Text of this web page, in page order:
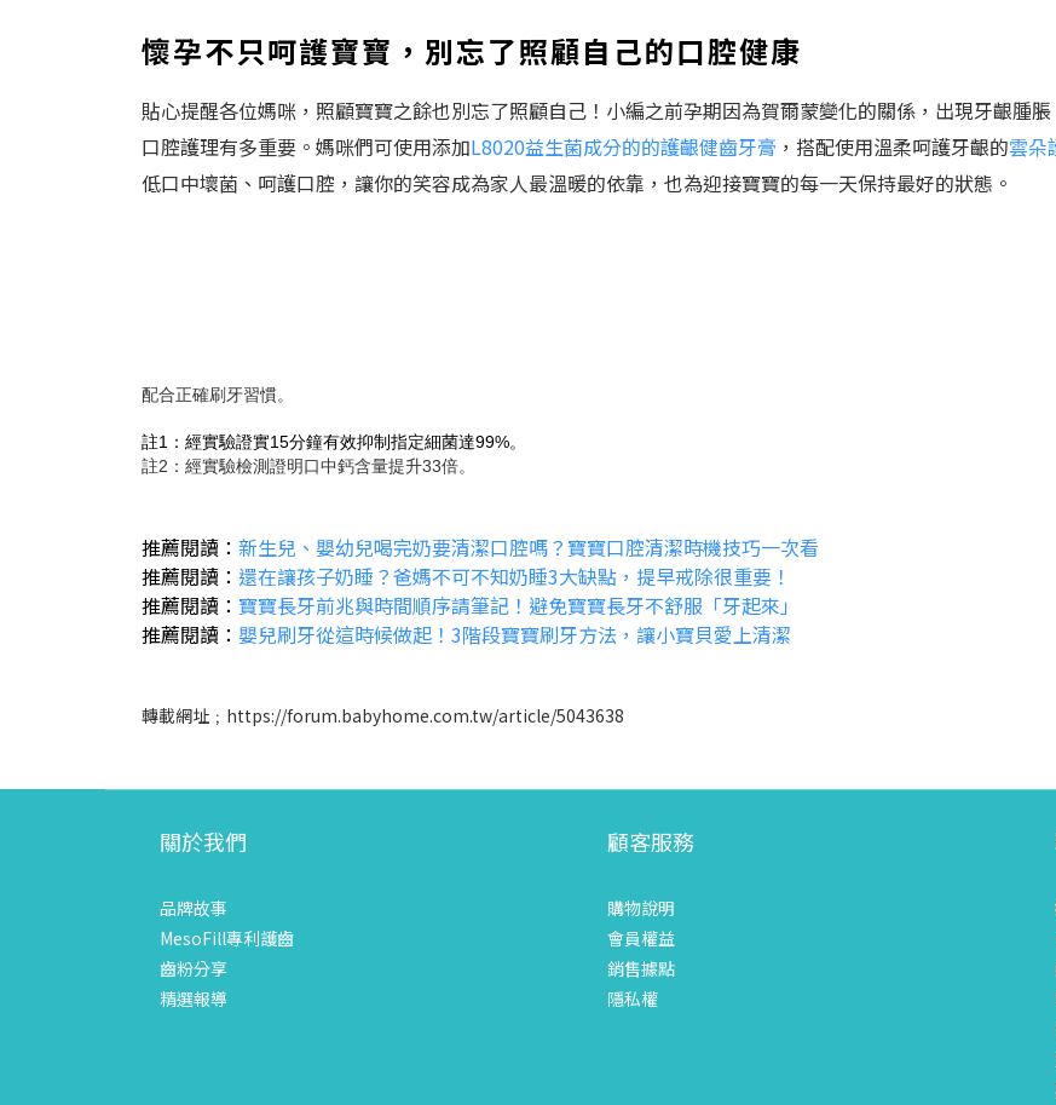
懷孕不只呵護寶寶，別忘了照顧自己的口腔健康
貼心提醒各位媽咪，照顧寶寶之餘也別忘了照顧自己！小編之前孕期因為賀爾蒙變化的關係，出現牙齦腫
口腔護理有多重要。媽咪們可使用添加L8020益生菌成分的的護齦健齒牙膏 ，搭配使用溫柔呵護牙齦的雲朵
低口中壞菌、呵護口腔，讓你的笑容成為家人最溫暖的依靠，也為迎接寶寶的每一天保持最好的狀態。
配合正確刷牙習慣。
註1：經實驗證實15分鐘有效抑制指定細菌達99%。
註2：經實驗檢測證明口中鈣含量提升33倍。
推薦閱讀： 新生兒、嬰幼兒喝完奶要清潔口腔嗎？寶寶口腔清潔時機技巧一次看
推薦閱讀： 還在讓孩子奶睡？爸媽不可不知奶睡3大缺點，提早戒除很重要！
推薦閱讀： 寶寶長牙前兆與時間順序請筆記！避免寶寶長牙不舒服「牙起來」
推薦閱讀： 嬰兒刷牙從這時候做起！3階段寶寶刷牙方法，讓小寶貝愛上清潔
轉載網址﹔ https://forum.babyhome.com.tw/article/5043638
關於我們
品牌故事
MesoFill專利護齒
齒粉分享
精選報導
顧客服務
購物說明
會員權益
銷售據點
隱私權